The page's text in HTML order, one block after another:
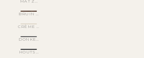
MAT ZWART (520)
BRUIN METALLIC (540)
CRÈME WIT (501)
DONKER GRIJS (570)
HOUTSKOOL GRIJS (530)